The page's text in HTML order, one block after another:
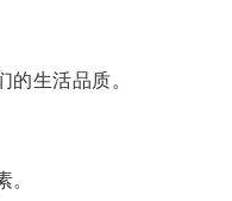
生活品质。